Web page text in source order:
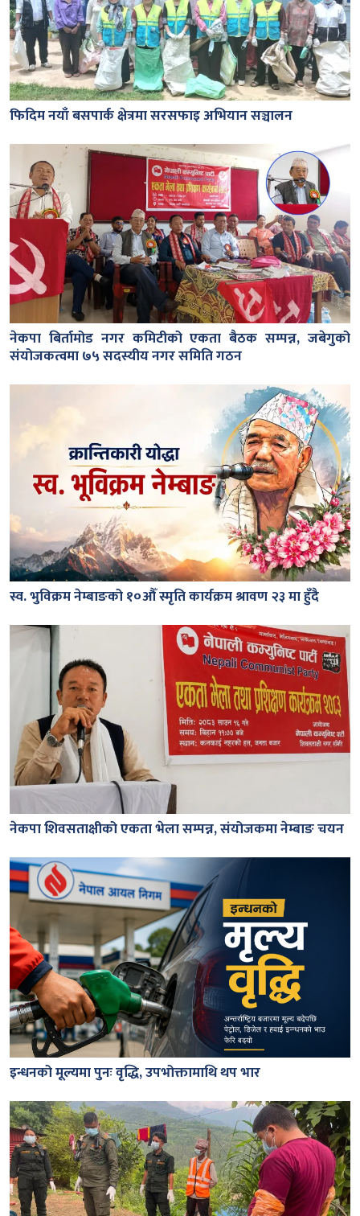
फिदिम नयाँ बसपार्क क्षेत्रमा सरसफाइ अभियान सञ्चालन
नेकपा बिर्तामोड नगर कमिटीको एकता बैठक सम्पन्न, जबेगुको
संयोजकत्वमा ७५ सदस्यीय नगर समिति गठन
स्व. भुविक्रम नेम्बाङको १०औँ स्मृति कार्यक्रम श्रावण २३ मा हुँदै
नेकपा शिवसताक्षीको एकता भेला सम्पन्न, संयोजकमा नेम्बाङ चयन
इन्धनको मूल्यमा पुनः वृद्धि, उपभोक्तामाथि थप भार